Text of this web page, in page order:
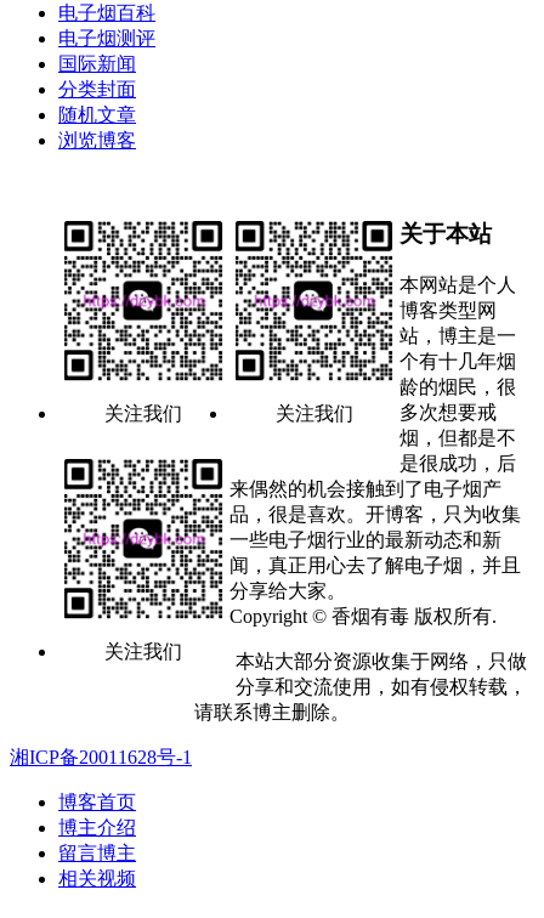
电子烟百科
电子烟测评
国际新闻
分类封面
随机文章
浏览博客
关注我们 关注我们
关注我们
关于本站
本网站是个人
博客类型网
站，博主是一
个有十几年烟
龄的烟民，很
多次想要戒
烟，但都是不
是很成功，后
来偶然的机会接触到了电子烟产
品，很是喜欢。开博客，只为收集
一些电子烟行业的最新动态和新
闻，真正用心去了解电子烟，并且
分享给大家。
Copyright © 香烟有毒 版权所有.
本站大部分资源收集于网络，只做
分享和交流使用，如有侵权转载，
请联系博主删除。
湘ICP备20011628号-1
博客首页
博主介绍
留言博主
相关视频